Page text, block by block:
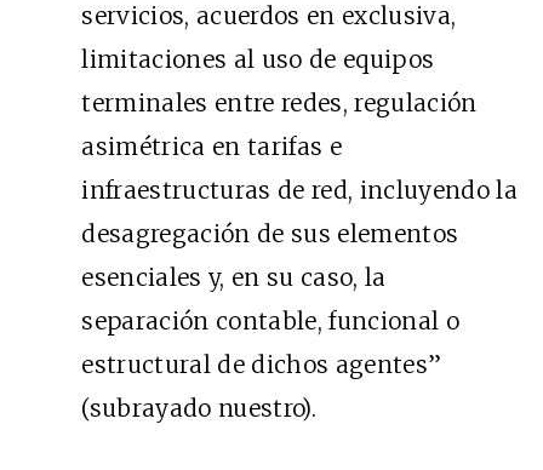
servicios, acuerdos en exclusiva,
limitaciones al uso de equipos
terminales entre redes, regulación
asimétrica en tarifas e
infraestructuras de red, incluyendo la
desagregación de sus elementos
esenciales y, en su caso, la
separación contable, funcional o
estructural de dichos agentes”
(subrayado nuestro).